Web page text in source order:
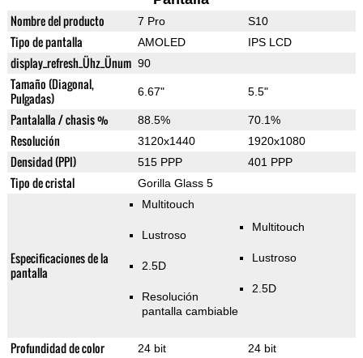
Nombre del producto 7 Pro S10
Tipo de pantalla AMOLED IPS LCD
display_refresh_Ühz_Ünum 90
Tamaño (Diagonal,
Pulgadas)
6.67" 5.5"
Pantalalla / chasis % 88.5% 70.1%
Resolución 3120x1440 1920x1080
Densidad (PPI) 515 PPP 401 PPP
Tipo de cristal Gorilla Glass 5
Especificaciones de la
pantalla
Multitouch
Lustroso
2.5D
Resolución
pantalla cambiable
Multitouch
Lustroso
2.5D
Profundidad de color 24 bit 24 bit